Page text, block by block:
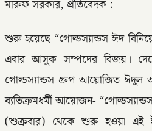
মারুফ সরকার, প্রতিবেদক :
শুরু হয়েছে “গোল্ডস্যান্ডস ঈদ
এবার আসুক সম্পদের বিজয়।
গোল্ডস্যান্ডস গ্রুপ আয়োজিত
ব্যতিক্রমধর্মী আয়োজন-
(শুক্রবার) থেকে শুরু হওয়া এই